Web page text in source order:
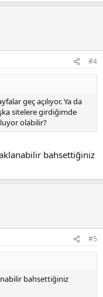
#4
geç açılıyor. Ya da
sitelere girdiğimde
olabilir?
bahsettiğiniz
#5
bahsettiğiniz